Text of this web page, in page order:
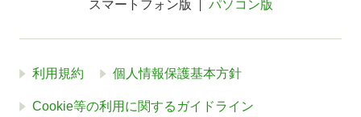
スマートフォン版 パソコン版
利用規約 個人情報保護基本方針
Cookie等の利用に関するガイドライン